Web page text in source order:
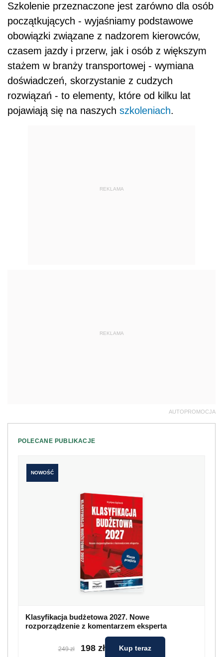
Szkolenie przeznaczone jest zarówno dla osób
początkujących - wyjaśniamy podstawowe
obowiązki związane z nadzorem kierowców,
czasem jazdy i przerw, jak i osób z większym
stażem w branży transportowej - wymiana
doświadczeń, skorzystanie z cudzych
rozwiązań - to elementy, które od kilku lat
pojawiają się na naszych szkoleniach.
REKLAMA
REKLAMA
AUTOPROMOCJA
POLECANE PUBLIKACJE
NOWOŚĆ
Klasyfikacja budżetowa 2027. Nowe
rozporządzenie z komentarzem eksperta
249 zł 198 zł Kup teraz